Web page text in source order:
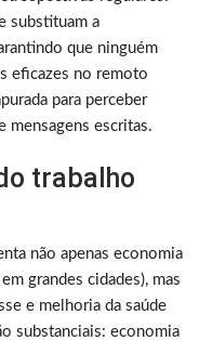
substituam a
que ninguém
eficazes no remoto
para perceber
mensagens escritas.
trabalho
não apenas economia
grandes cidades), mas
e melhoria da saúde
substanciais: economia